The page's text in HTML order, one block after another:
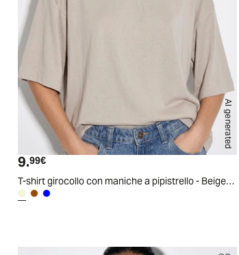
AI generated
S/ML/XL
Prezzo attuale
9.99€
T-shirt girocollo con maniche a pipistrello - Beige grano